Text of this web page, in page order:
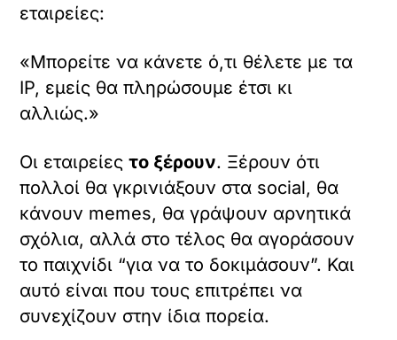
εταιρείες:
«Μπορείτε να κάνετε ό,τι θέλετε με τα
IP, εμείς θα πληρώσουμε έτσι κι
αλλιώς.»
Οι εταιρείεςτο ξέρουν. Ξέρουν ότι
πολλοί θα γκρινιάξουν στα social, θα
κάνουν memes, θα γράψουν αρνητικά
σχόλια, αλλά στο τέλος θα αγοράσουν
το παιχνίδι “για να το δοκιμάσουν”. Και
αυτό είναι που τους επιτρέπει να
συνεχίζουν στην ίδια πορεία.